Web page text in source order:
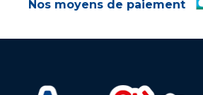
Nos moyens de paiement